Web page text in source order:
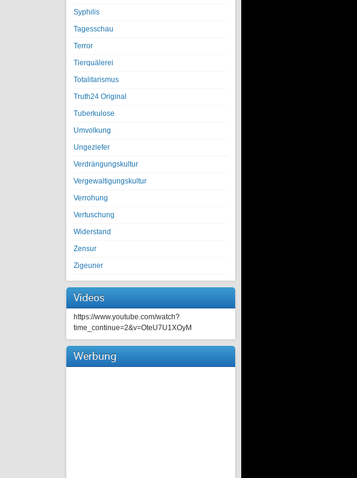
Syphilis
Tagesschau
Terror
Tierquälerei
Totalitarismus
Truth24 Original
Tuberkulose
Umvolkung
Ungeziefer
Verdrängungskultur
Vergewaltigungskultur
Verrohung
Vertuschung
Widerstand
Zensur
Zigeuner
Videos
https://www.youtube.com/watch?
time_continue=2&v=OteU7U1XOyM
Werbung